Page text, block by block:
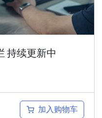
持续更新中
加入购物车